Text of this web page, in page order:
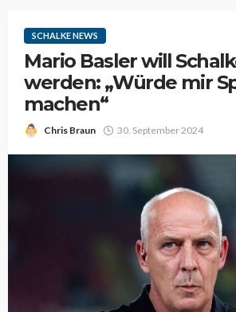
SCHALKE NEWS
Mario Basler will
werden: „Würde mir
machen“
Chris Braun 30. September 2024